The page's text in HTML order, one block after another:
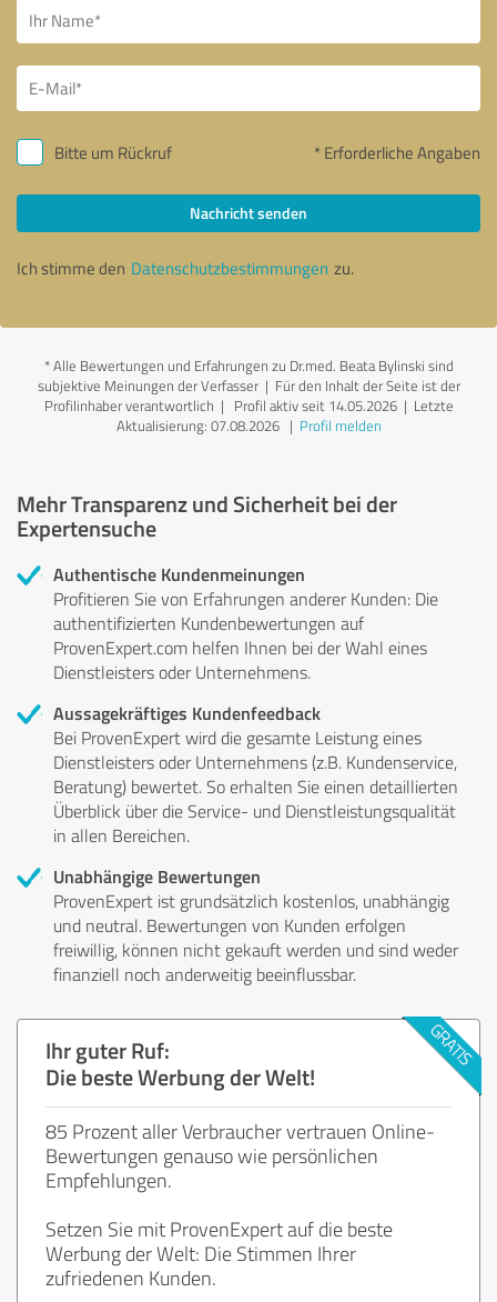
Bitte um Rückruf * Erforderliche Angaben
Nachricht senden
Ich stimme den Datenschutzbestimmungen zu.
*Alle Bewertungen und Erfahrungen zu Dr.med. Beata Bylinski sind
subjektive Meinungen der Verfasser | Für den Inhalt der Seite ist der
Profilinhaber verantwortlich | Profil aktiv seit 14.05.2026 | Letzte
Aktualisierung: 07.08.2026| Profil melden
Mehr Transparenz und Sicherheit bei der
Expertensuche
Authentische Kundenmeinungen
Profitieren Sie von Erfahrungen anderer Kunden: Die
authentifizierten Kundenbewertungen auf
ProvenExpert.com helfen Ihnen bei der Wahl eines
Dienstleisters oder Unternehmens.
Aussagekräftiges Kundenfeedback
Bei ProvenExpert wird die gesamte Leistung eines
Dienstleisters oder Unternehmens (z.B. Kundenservice,
Beratung) bewertet. So erhalten Sie einen detaillierten
Überblick über die Service- und Dienstleistungsqualität
in allen Bereichen.
Unabhängige Bewertungen
ProvenExpert ist grundsätzlich kostenlos, unabhängig
und neutral. Bewertungen von Kunden erfolgen
freiwillig, können nicht gekauft werden und sind weder
finanziell noch anderweitig beeinflussbar.
Ihr guter Ruf:
Die beste Werbung der Welt!
85 Prozent aller Verbraucher vertrauen Online-
Bewertungen genauso wie persönlichen
Empfehlungen.
Setzen Sie mit ProvenExpert auf die beste
Werbung der Welt: Die Stimmen Ihrer
zufriedenen Kunden.